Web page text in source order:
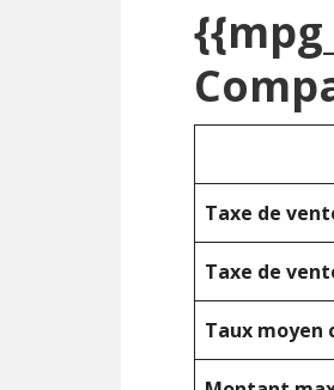
Taxe de
Taxe de
Taux moyen